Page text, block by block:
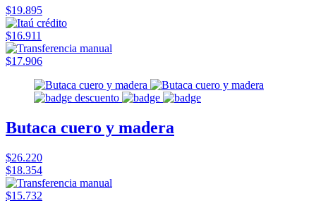
$19.895
$16.911
$17.906
Butaca cuero y madera
$26.220
$18.354
$15.732